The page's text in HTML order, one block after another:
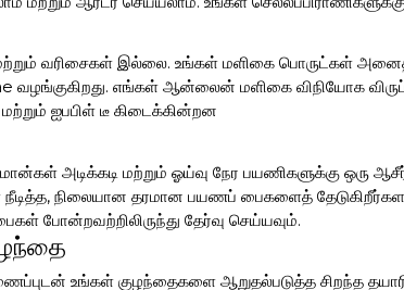
வரிசைகள் இல்லை. உங்கள் மளிகை பொருட்கள்
எங்கள் ஆன்லைன் மளிகை விநியோக
ஐபபிள் டீ கிடைக்கின்றன
அடிக்கடி மற்றும் ஓய்வு நேர பயணிகளுக்கு
நிலையான தரமான பயணப் பைகளைத்
போன்றவற்றிலிருந்து தேர்வு செய்யவும்.
உங்கள் குழந்தைகளை ஆறுதல்படுத்த சிறந்த